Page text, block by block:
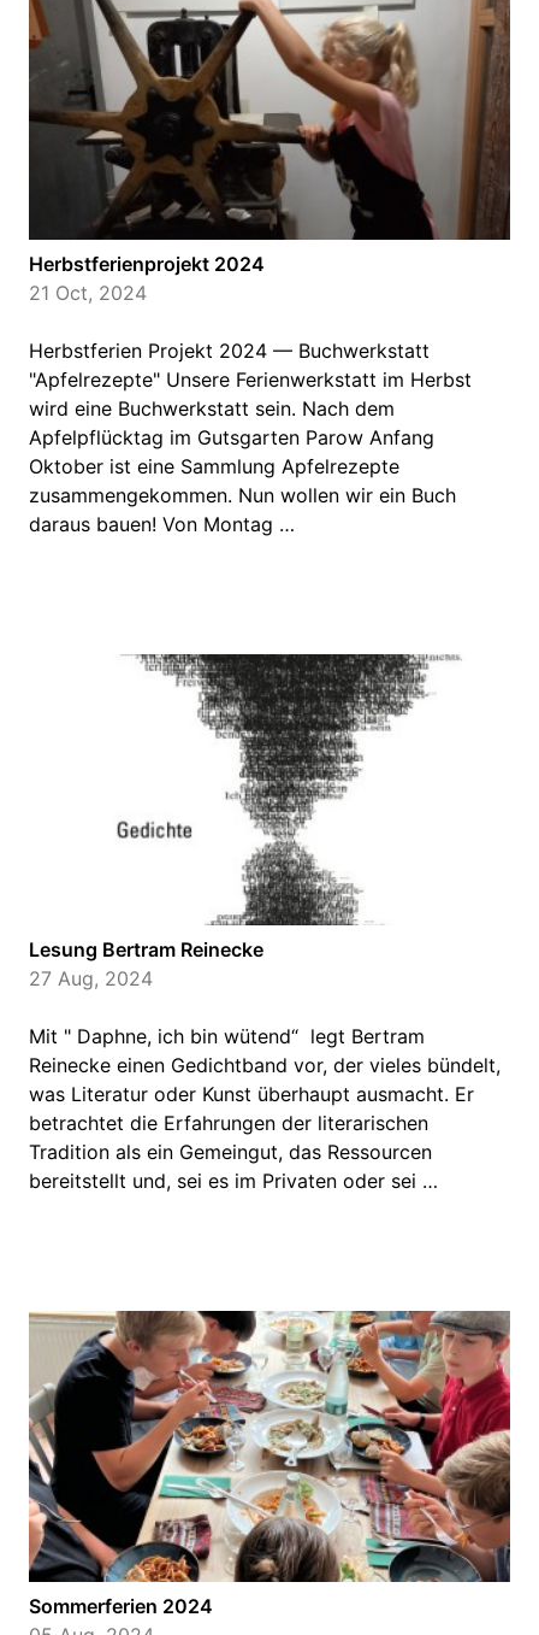
Herbstferienprojekt 2024
21 Oct, 2024
Herbstferien Projekt 2024 — Buchwerkstatt
"Apfelrezepte" Unsere Ferienwerkstatt im Herbst
wird eine Buchwerkstatt sein. Nach dem
Apfelpflücktag im Gutsgarten Parow Anfang
Oktober ist eine Sammlung Apfelrezepte
zusammengekommen. Nun wollen wir ein Buch
daraus bauen! Von Montag …
Lesung Bertram Reinecke
27 Aug, 2024
Mit " Daphne, ich bin wütend“ legt Bertram
Reinecke einen Gedichtband vor, der vieles bündelt,
was Literatur oder Kunst überhaupt ausmacht. Er
betrachtet die Erfahrungen der literarischen
Tradition als ein Gemeingut, das Ressourcen
bereitstellt und, sei es im Privaten oder sei …
Sommerferien 2024